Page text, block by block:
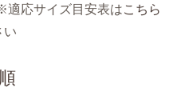
適応サイズ目安表はこちら
い